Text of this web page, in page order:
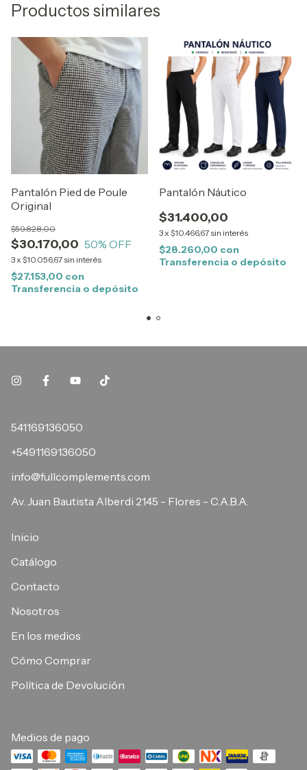
Productos similares
Pantalón Pied de Poule
Original
$30.170,00
$59.828,00
50% OFF
3x $10.056,67 sin interés
$27.153,00 con
Transferencia o depósito
Pantalón Náutico
$31.400,00
3x $10.466,67 sin interés
$28.260,00 con
Transferencia o depósito
541169136050
+5491169136050
info@fullcomplements.com
Av. Juan Bautista Alberdi 2145 - Flores - C.A.B.A.
Inicio
Catálogo
Contacto
Nosotros
En los medios
Cómo Comprar
Política de Devolución
Medios de pago